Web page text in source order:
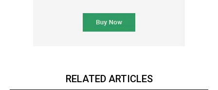
RELATED ARTICLES